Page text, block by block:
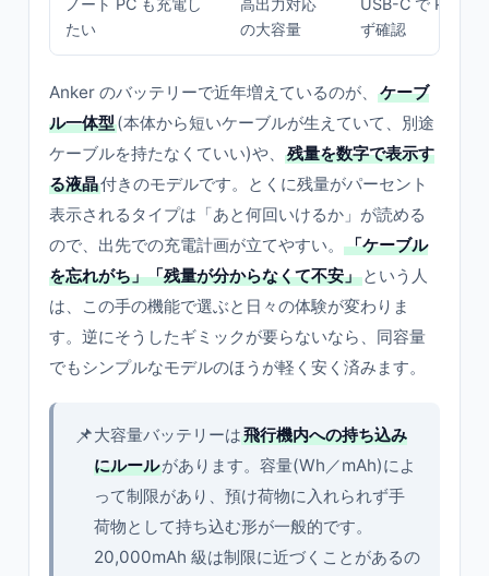
ノート PC も充電し
たい
高出力対応
の大容量
USB-C で PD 出
ず確認
Anker のバッテリーで近年増えているのが、
ケーブ
ル一体型(本体から短いケーブルが生えていて、別途
ケーブルを持たなくていい)や、
残量を数字で表示す
る液晶付きのモデルです。とくに残量がパーセント
表示されるタイプは「あと何回いけるか」が読める
ので、出先での充電計画が立てやすい。
「ケーブル
を忘れがち」「残量が分からなくて不安」 という人
は、この手の機能で選ぶと日々の体験が変わりま
す。逆にそうしたギミックが要らないなら、同容量
でもシンプルなモデルのほうが軽く安く済みます。
📌大容量バッテリーは飛行機内への持ち込み
にルールがあります。容量(Wh／mAh)によ
って制限があり、預け荷物に入れられず手
荷物として持ち込む形が一般的です。
20,000mAh 級は制限に近づくことがあるの